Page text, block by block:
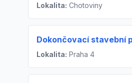
Lokalita: Chotoviny
Dokončovací stavební
Lokalita: Praha 4